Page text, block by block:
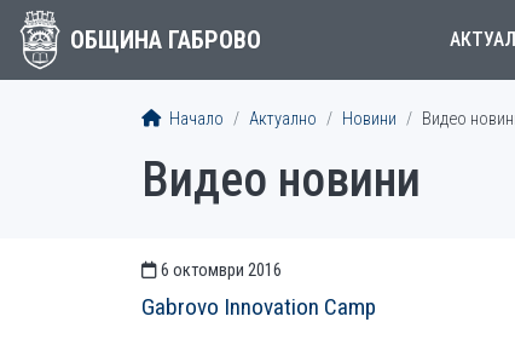
ОБЩИНА ГАБРОВО
Начало Актуално Новини Видео
Видео новини
СТАТИИСТАТИИ
6 октомври 2016
Gabrovo Innovation Camp